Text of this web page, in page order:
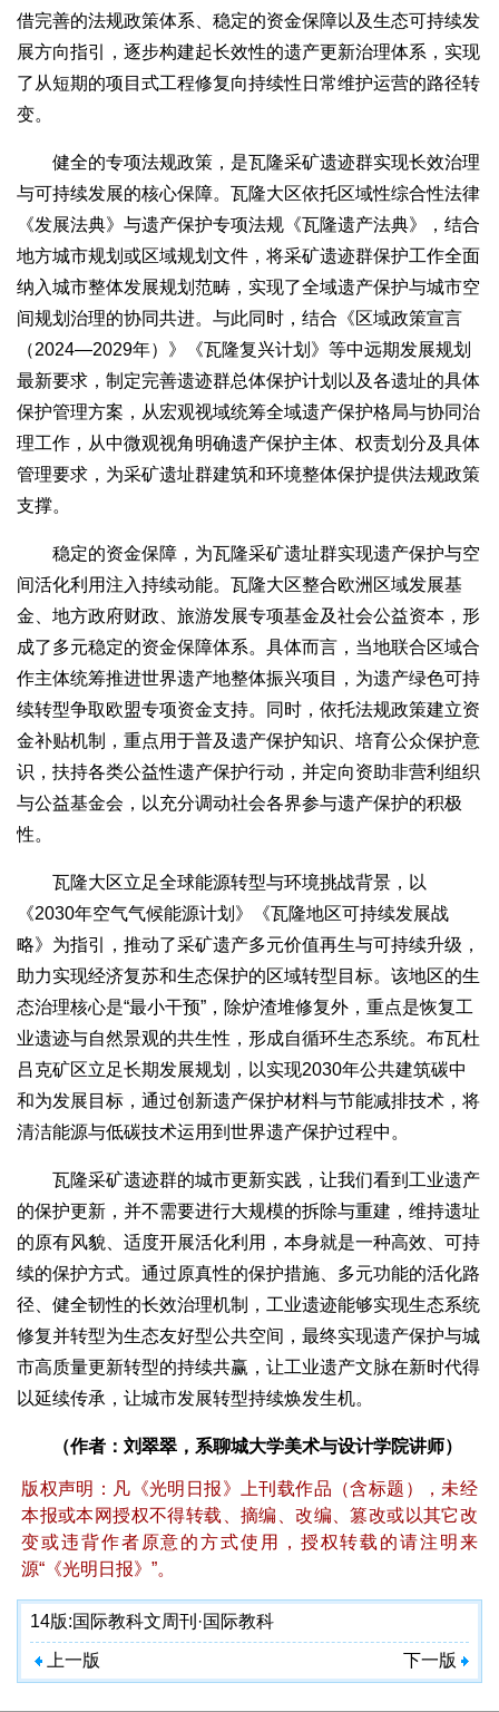
借完善的法规政策体系、稳定的资金保障以及生态可持续发
展方向指引，逐步构建起长效性的遗产更新治理体系，实现
了从短期的项目式工程修复向持续性日常维护运营的路径转
变。
健全的专项法规政策，是瓦隆采矿遗迹群实现长效治理
与可持续发展的核心保障。瓦隆大区依托区域性综合性法律
《发展法典》与遗产保护专项法规《瓦隆遗产法典》，结合
地方城市规划或区域规划文件，将采矿遗迹群保护工作全面
纳入城市整体发展规划范畴，实现了全域遗产保护与城市空
间规划治理的协同共进。与此同时，结合《区域政策宣言
（2024—2029年）》《瓦隆复兴计划》等中远期发展规划
最新要求，制定完善遗迹群总体保护计划以及各遗址的具体
保护管理方案，从宏观视域统筹全域遗产保护格局与协同治
理工作，从中微观视角明确遗产保护主体、权责划分及具体
管理要求，为采矿遗址群建筑和环境整体保护提供法规政策
支撑。
稳定的资金保障，为瓦隆采矿遗址群实现遗产保护与空
间活化利用注入持续动能。瓦隆大区整合欧洲区域发展基
金、地方政府财政、旅游发展专项基金及社会公益资本，形
成了多元稳定的资金保障体系。具体而言，当地联合区域合
作主体统筹推进世界遗产地整体振兴项目，为遗产绿色可持
续转型争取欧盟专项资金支持。同时，依托法规政策建立资
金补贴机制，重点用于普及遗产保护知识、培育公众保护意
识，扶持各类公益性遗产保护行动，并定向资助非营利组织
与公益基金会，以充分调动社会各界参与遗产保护的积极
性。
瓦隆大区立足全球能源转型与环境挑战背景，以
《2030年空气气候能源计划》《瓦隆地区可持续发展战
略》为指引，推动了采矿遗产多元价值再生与可持续升级，
助力实现经济复苏和生态保护的区域转型目标。该地区的生
态治理核心是“最小干预”，除炉渣堆修复外，重点是恢复工
业遗迹与自然景观的共生性，形成自循环生态系统。布瓦杜
吕克矿区立足长期发展规划，以实现2030年公共建筑碳中
和为发展目标，通过创新遗产保护材料与节能减排技术，将
清洁能源与低碳技术运用到世界遗产保护过程中。
瓦隆采矿遗迹群的城市更新实践，让我们看到工业遗产
的保护更新，并不需要进行大规模的拆除与重建，维持遗址
的原有风貌、适度开展活化利用，本身就是一种高效、可持
续的保护方式。通过原真性的保护措施、多元功能的活化路
径、健全韧性的长效治理机制，工业遗迹能够实现生态系统
修复并转型为生态友好型公共空间，最终实现遗产保护与城
市高质量更新转型的持续共赢，让工业遗产文脉在新时代得
以延续传承，让城市发展转型持续焕发生机。
（作者：刘翠翠，系聊城大学美术与设计学院讲师）
版权声明：凡《光明日报》上刊载作品（含标题），未经
本报或本网授权不得转载、摘编、改编、篡改或以其它改
变或违背作者原意的方式使用，授权转载的请注明来
源“《光明日报》”。
14版:国际教科文周刊·国际教科
上一版 下一版